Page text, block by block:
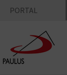
PORTAL